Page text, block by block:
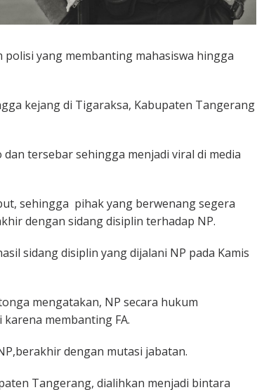
polisi yang membanting mahasiswa hingga
kejang di Tigaraksa, Kabupaten Tangerang
tersebar sehingga menjadi viral di media
sehingga pihak yang berwenang segera
dengan sidang disiplin terhadap NP.
sidang disiplin yang dijalani NP pada Kamis
mengatakan, NP secara hukum
membanting FA.
dengan mutasi jabatan.
Tangerang, dialihkan menjadi bintara